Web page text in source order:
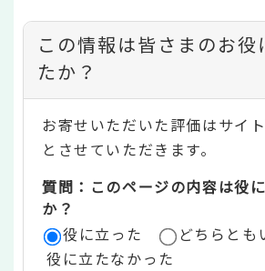
コ
ン
テ
ン
ツ
評
価
この情報は皆さまのお役
たか？
お寄せいただいた評価はサイ
とさせていただきます。
質問：このページの内容は役
か？
役に立った
どちらとも
役に立たなかった